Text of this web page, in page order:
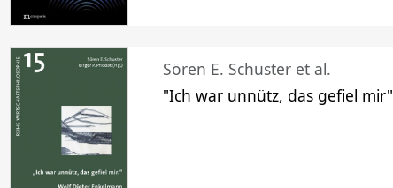
Sören E. Schuster et al.
"Ich war unnütz, das gefiel mir"